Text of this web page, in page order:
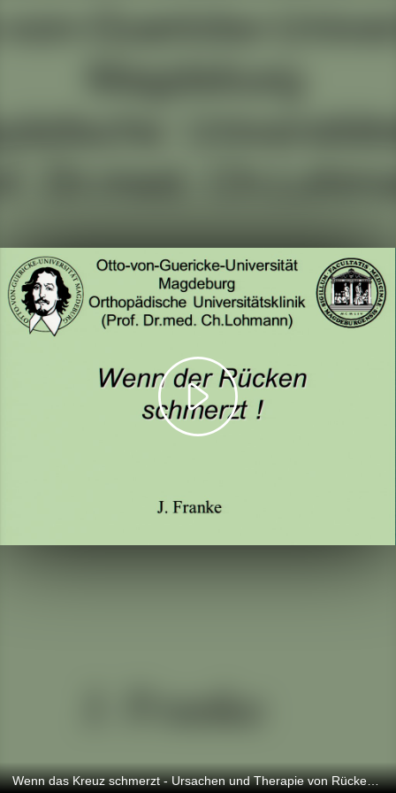
Play
Video
Wenn das Kreuz schmerzt - Ursachen und Therapie von Rückenschmerzen (Teil 3)